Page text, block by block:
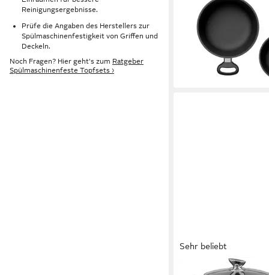
Reinigungsergebnisse.
Prüfe die Angaben des Herstellers zur
Spülmaschinenfestigkeit von Griffen und
Deckeln.
Noch Fragen? Hier geht's zum Ratgeber
Spülmaschinenfeste Topfsets ›
in Germany, Aluguss
Kochtopf (20 + 24
Glasdeckel), Aluguss,
backofenfest bis
169,00 € 194,99 €
lieferbar - in 2-3
Sehr beliebt
SCHEFFLER